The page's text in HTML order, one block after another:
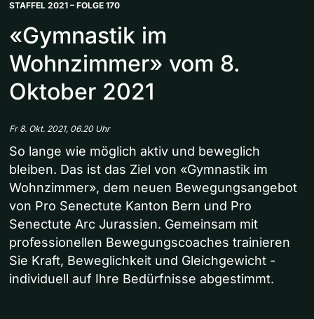
STAFFEL 2021 – FOLGE 170
«Gymnastik im
Wohnzimmer» vom 8.
Oktober 2021
Fr 8. Okt. 2021, 06.20 Uhr
So lange wie möglich aktiv und beweglich
bleiben. Das ist das Ziel von «Gymnastik im
Wohnzimmer», dem neuen Bewegungsangebot
von Pro Senectute Kanton Bern und Pro
Senectute Arc Jurassien. Gemeinsam mit
professionellen Bewegungscoaches trainieren
Sie Kraft, Beweglichkeit und Gleichgewicht -
individuell auf Ihre Bedürfnisse abgestimmt.